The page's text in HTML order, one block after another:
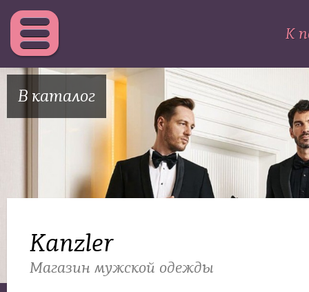
К
В каталог
Kanzler
Магазин мужской одежды